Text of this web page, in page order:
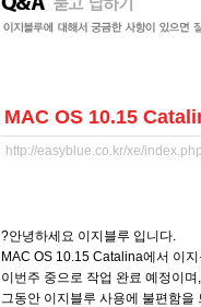
MAC OS 10.15
http://easyblue.co.kr/xe/
?안녕하세요 이지블루 입니다.
MAC OS 10.15 Catalina에서 이
이번주 중으로 작업 완료 예정이
그동안 이지블루 사용에 불편함